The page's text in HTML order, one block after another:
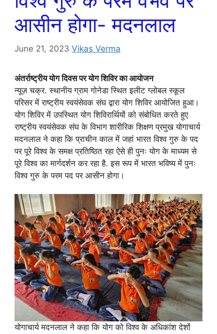
आसीन होगा- मदनलाल
June 21, 2023 Vikas Verma
अंतर्राष्ट्रीय योग दिवस पर योग शिविर का आयोजन
न्यूज़ चक्र. स्थानीय ग्राम गोनेडा स्थित इलीट ग्लोबल स्कूल
परिसर में राष्ट्रीय स्वयंसेवक संघ द्वारा योग शिविर आयोजित हुआ।
योग शिविर में उपस्थित योग शिविरार्थियों को संबोधित करते हुए
राष्ट्रीय स्वयंसेवक संघ के विभाग शारीरिक शिक्षण प्रमुख योगाचार्य
मदनलाल ने कहा कि प्राचीन काल में जहां भारत विश्व गुरु के पद
पर पूरे विश्व के समक्ष प्रतिष्ठित रहा ऐसे ही पुनः योग के माध्यम से
पूरे विश्व का मार्गदर्शन कर रहा है. इस रूप में भारत भविष्य में पुनः
विश्व गुरु के परम पद पर आसीन होगा।
योगाचार्य मदनलाल ने कहा कि योग को विश्व के अधिकांश देशों